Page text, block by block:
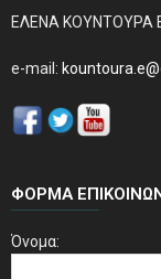
ΕΛΕΝΑ ΚΟΥΝΤΟΥΡΑ
e-mail:
ΦΌΡΜΑ
Όνομα: